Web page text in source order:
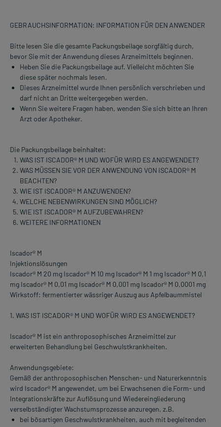
GEBRAUCHSINFORMATION: INFORMATION FÜR DEN ANWENDER
Bitte lesen Sie die gesamte Packungsbeilage sorgfältig durch,
bevor Sie mit der Anwendung dieses Arzneimittels beginnen.
Heben Sie die Packungsbeilage auf. Vielleicht möchten Sie
diese später nochmals lesen.
Dieses Arzneimittel wurde Ihnen persönlich verschrieben und
darf nicht an Dritte weitergegeben werden.
Wenn Sie weitere Fragen haben, wenden Sie sich bitte an Ihren
Arzt oder Apotheker.
Die Packungsbeilage beinhaltet:
WAS IST ISCADOR® M UND WOFÜR WIRD ES ANGEWENDET?
WAS MÜSSEN SIE VOR DER ANWENDUNG VON ISCADOR® M
BEACHTEN?
WIE IST ISCADOR® M ANZUWENDEN?
WELCHE NEBENWIRKUNGEN SIND MÖGLICH?
WIE IST ISCADOR® M AUFZUBEWAHREN?
WEITERE INFORMATIONEN
Iscador® M
Injektionslösungen
Iscador® M 20 mg Iscador® M 10 mg Iscador® M 1 mg Iscador® M 0,1
mg Iscador® M 0,01 mg Iscador® M 0,001 mg Iscador® M 0,0001 mg
Wirkstoff: fermentierter wässriger Auszug aus Apfelbaummistel
1. WAS IST ISCADOR® M UND WOFÜR WIRD ES ANGEWENDET?
Iscador® M ist ein anthroposophisches Arzneimittel zur
erweiterten Behandlung bei Geschwulstkrankheiten.
Anwendungsgebiete:
Gemäß der anthroposophischen Menschen- und Naturerkenntnis
wird Iscador® M angewendet, um bei Erwachsenen die Form- und
Integrationskräfte zur Auflösung und Wiedereingliederung
verselbständigter Wachstumsprozesse anzuregen, z.B.
bei bösartigen Geschwulstkrankheiten, auch mit begleitenden